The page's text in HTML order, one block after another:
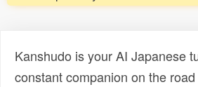
Kanshudo is your AI Japanese
constant companion on the